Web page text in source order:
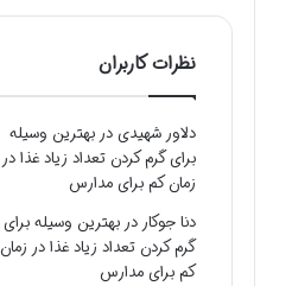
نظرات کاربران
دلاور شهیدیدر بهترین وسیله
برای گرم کردن تعداد زیاد غذا در
زمان کم برای مدارس
دنا جوکار در بهترین وسیله برای
گرم کردن تعداد زیاد غذا در زمان
کم برای مدارس